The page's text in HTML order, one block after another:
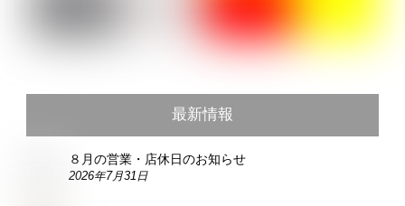
最新情報
８月の営業・店休日のお知らせ
2026年7月31日